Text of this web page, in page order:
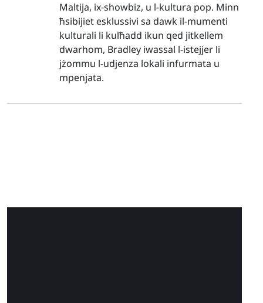
Maltija, ix-showbiz, u l-kultura pop. Minn
ħsibijiet esklussivi sa dawk il-mumenti
kulturali li kulħadd ikun qed jitkellem
dwarhom, Bradley iwassal l-istejjer li
jżommu l-udjenza lokali infurmata u
mpenjata.